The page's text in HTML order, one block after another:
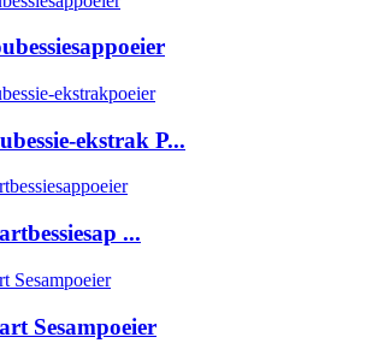
ekstrak P...
...
Sesampoeier